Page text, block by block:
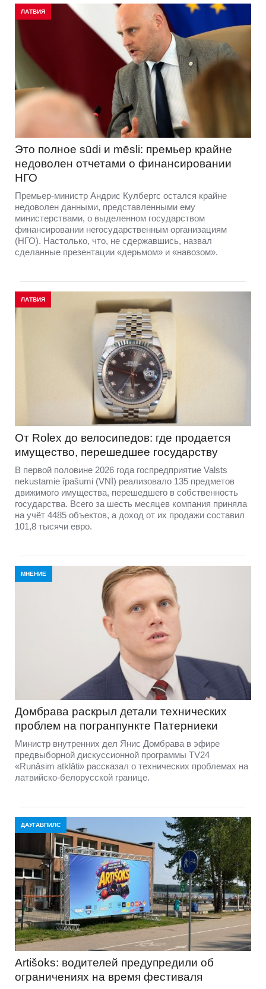
ЛАТВИЯ
Это полное sūdi и mēsli: премьер крайне
недоволен отчетами о финансировании
НГО
Премьер-министр Андрис Кулбергс остался крайне
недоволен данными, представленными ему
министерствами, о выделенном государством
финансировании негосударственным организациям
(НГО). Настолько, что, не сдержавшись, назвал
сделанные презентации «дерьмом» и «навозом».
ЛАТВИЯ
От Rolex до велосипедов: где продается
имущество, перешедшее государству
В первой половине 2026 года госпредприятие Valsts
nekustamie īpašumi (VNĪ) реализовало 135 предметов
движимого имущества, перешедшего в собственность
государства. Всего за шесть месяцев компания приняла
на учёт 4485 объектов, а доход от их продажи составил
101,8 тысячи евро.
МНЕНИЕ
Домбравa раскрыл детали технических
проблем на погранпункте Патерниеки
Министр внутренних дел Янис Домбрава в эфире
предвыборной дискуссионной программы TV24
«Runāsim atklāti» рассказал о технических проблемах на
латвийско-белорусской границе.
ДАУГАВПИЛС
Artišoks: водителей предупредили об
ограничениях на время фестиваля